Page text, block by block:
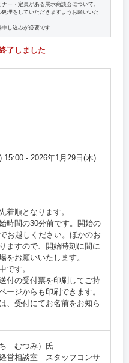
ー・定員がある展示商談会について、
理をしていただきますようお願いいた
申し込みが必要です
了しました
15:00 - 2026年1月29日(木)
着順となります。
時間の30分前です。開始の
お越しください。ほかのお
ますので、開始時刻に間に
をお願いいたします。
です。
付の受付票を印刷してご持
ージからも印刷できます。
、受付にてお名前をお知ら
むつみ）氏
営相談室 スタッフコンサ